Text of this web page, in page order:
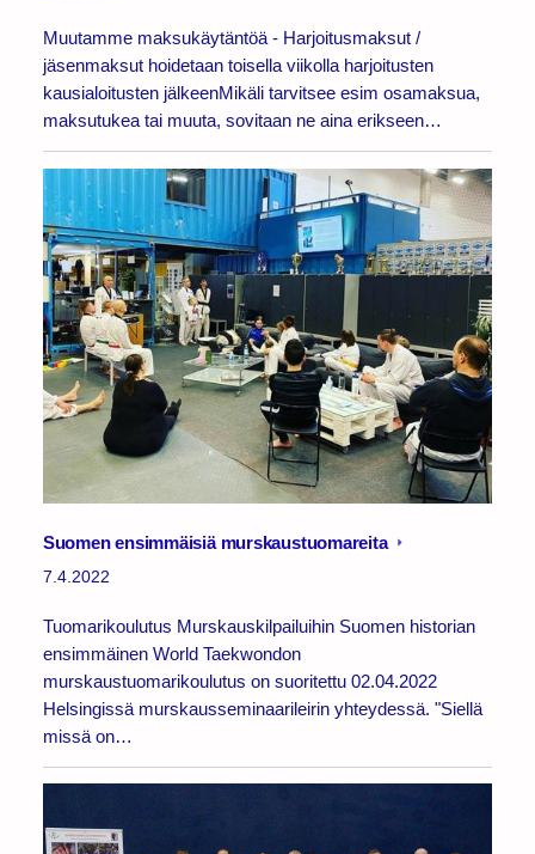
Muutamme maksukäytäntöä - Harjoitusmaksut /
jäsenmaksut hoidetaan toisella viikolla harjoitusten
kausialoitusten jälkeenMikäli tarvitsee esim osamaksua,
maksutukea tai muuta, sovitaan ne aina erikseen…
Suomen ensimmäisiä murskaustuomareita
7.4.2022
Tuomarikoulutus Murskauskilpailuihin Suomen historian
ensimmäinen World Taekwondon
murskaustuomarikoulutus on suoritettu 02.04.2022
Helsingissä murskausseminaarileirin yhteydessä. "Siellä
missä on…